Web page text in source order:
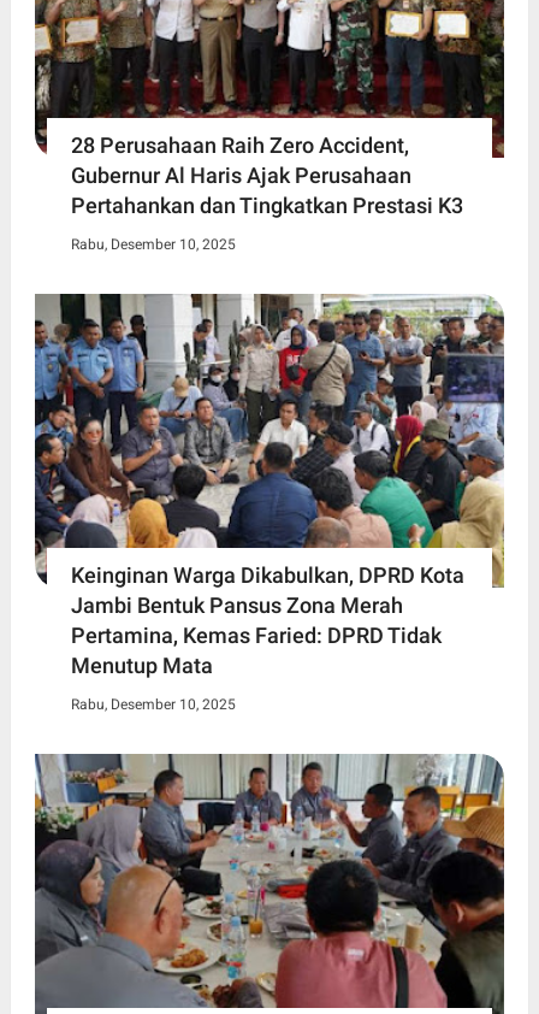
28 Perusahaan Raih Zero Accident,
Gubernur Al Haris Ajak Perusahaan
Pertahankan dan Tingkatkan Prestasi K3
Rabu, Desember 10, 2025
Keinginan Warga Dikabulkan, DPRD Kota
Jambi Bentuk Pansus Zona Merah
Pertamina, Kemas Faried: DPRD Tidak
Menutup Mata
Rabu, Desember 10, 2025